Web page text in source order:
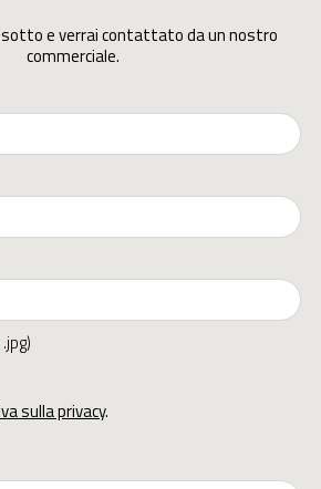
sotto e verrai contattato da un nostro
commerciale.
sulla privacy.